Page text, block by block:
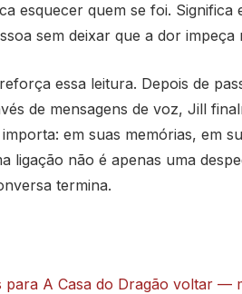
esquecer quem se foi. Significa
sem deixar que a dor impeça
essa leitura. Depois de
de mensagens de voz, Jill
em suas memórias, em
ligação não é apenas uma
termina.
para A Casa do Dragão voltar —